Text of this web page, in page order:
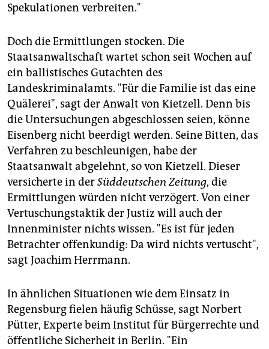
Spekulationen verbreiten."
Doch die Ermittlungen stocken. Die
Staatsanwaltschaft wartet schon seit Wochen auf
ein ballistisches Gutachten des
Landeskriminalamts. "Für die Familie ist das eine
Quälerei", sagt der Anwalt von Kietzell. Denn bis
die Untersuchungen abgeschlossen seien, könne
Eisenberg nicht beerdigt werden. Seine Bitten, das
Verfahren zu beschleunigen, habe der
Staatsanwalt abgelehnt, so von Kietzell. Dieser
versicherte in derSüddeutschen Zeitung, die
Ermittlungen würden nicht verzögert. Von einer
Vertuschungstaktik der Justiz will auch der
Innenminister nichts wissen. "Es ist für jeden
Betrachter offenkundig: Da wird nichts vertuscht",
sagt Joachim Herrmann.
In ähnlichen Situationen wie dem Einsatz in
Regensburg fielen häufig Schüsse, sagt Norbert
Pütter, Experte beim Institut für Bürgerrechte und
öffentliche Sicherheit in Berlin. "Ein